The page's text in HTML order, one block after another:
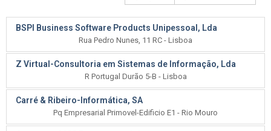
BSPI Business Software Products Unipessoal, Lda
Rua Pedro Nunes, 11 RC - Lisboa
Z Virtual-Consultoria em Sistemas de Informação, Lda
R Portugal Durão 5-B - Lisboa
Carré & Ribeiro-Informática, SA
Pq Empresarial Primovel-Edificio E1 - Rio Mouro